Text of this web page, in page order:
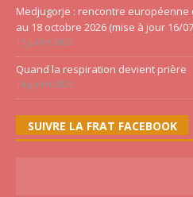
Medjugorje : rencontre
au 18 octobre 2026 (mise à jour 16/
16 juillet 2026
Quand la respiration devient prière
14 juillet 2026
SUIVRE LA FRAT FACEBOOK